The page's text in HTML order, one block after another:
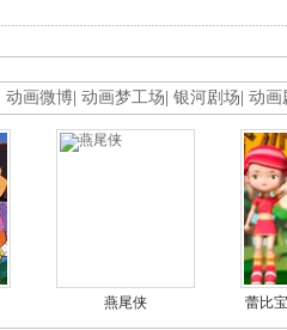
动画微博 动画梦工场 银河剧场 动画
燕尾侠 蕾比